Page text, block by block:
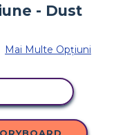
Mai Multe Opțiuni